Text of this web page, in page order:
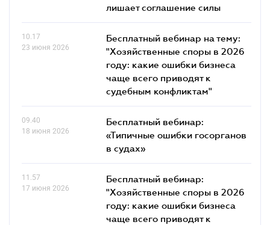
лишает соглашение силы
10.17
23 июня 2026
Бесплатный вебинар на тему:
"Хозяйственные споры в 2026
году: какие ошибки бизнеса
чаще всего приводят к
судебным конфликтам"
09.40
18 июня 2026
Бесплатный вебинар:
«Типичные ошибки госорганов
в судах»
11.57
17 июня 2026
Бесплатный вебинар:
"Хозяйственные споры в 2026
году: какие ошибки бизнеса
чаще всего приводят к